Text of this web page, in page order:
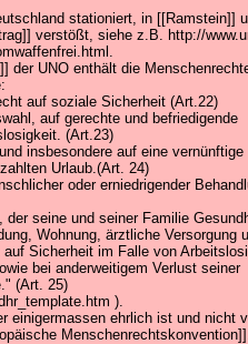
stationiert, in [[Ramstein]]
verstößt, siehe z.B. http://
der UNO enthält die
auf soziale Sicherheit (Art.22)
auf gerechte und befriedigende
(Art.23)
insbesondere auf eine vernünftige
Urlaub.(Art. 24)
oder erniedrigender
seine und seiner Familie
Wohnung, ärztliche Versorgung
Sicherheit im Falle von
bei anderweitigem Verlust seiner
(Art. 25)
).
einigermassen ehrlich ist und nicht
Menschenrechtskonvention]].